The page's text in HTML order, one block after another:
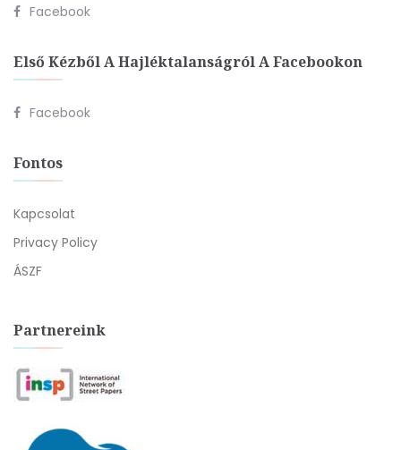
Facebook
Első Kézből A Hajléktalanságról A Facebookon
Facebook
Fontos
Kapcsolat
Privacy Policy
ÁSZF
Partnereink